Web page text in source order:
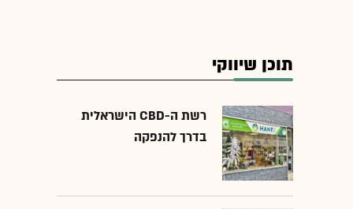
תוכן שיווקי
רשת ה-CBD הישראלית
בדרך להנפקה